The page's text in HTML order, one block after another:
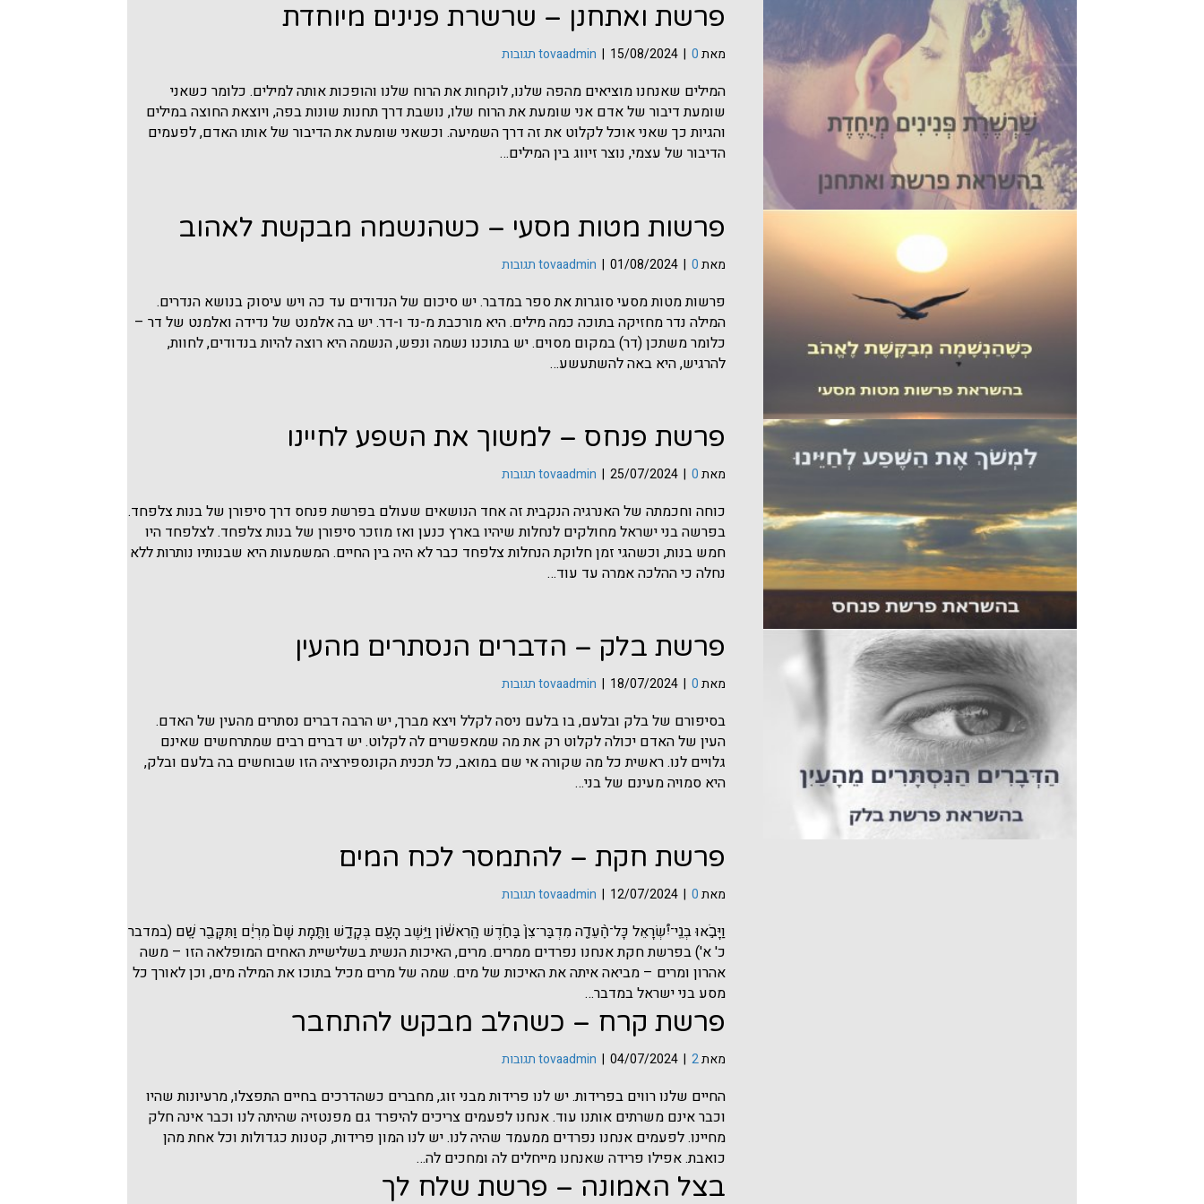
פרשת ואתחנן – שרשרת פנינים מיוחדת
מאת tovaadmin | 15/08/2024 | 0 תגובות
המילים שאנחנו מוציאים מהפה שלנו, לוקחות את הרוח שלנו והופכות אותה למילים. כלומר כשאני
שומעת דיבור של אדם אני שומעת את הרוח שלו, נושבת דרך תחנות שונות בפה, ויוצאת החוצה במילים
והגיות כך שאני אוכל לקלוט את זה דרך השמיעה. וכשאני שומעת את הדיבור של אותו האדם, לפעמים
הדיבור של עצמי, נוצר זיווג בין המילים…
פרשות מטות מסעי – כשהנשמה מבקשת לאהוב
מאת tovaadmin | 01/08/2024 | 0 תגובות
פרשות מטות מסעי סוגרות את ספר במדבר. יש סיכום של הנדודים עד כה ויש עיסוק בנושא הנדרים.
המילה נדר מחזיקה בתוכה כמה מילים. היא מורכבת מ-נד ו-דר. יש בה אלמנט של נדידה ואלמנט של דר –
כלומר משתכן (דר) במקום מסוים. יש בתוכנו נשמה ונפש, הנשמה היא רוצה להיות בנדודים, לחוות,
להרגיש, היא באה להשתעשע…
פרשת פנחס – למשוך את השפע לחיינו
מאת tovaadmin | 25/07/2024 | 0 תגובות
כוחה וחכמתה של האנרגיה הנקבית זה אחד הנושאים שעולם בפרשת פנחס דרך סיפורן של בנות צלפחד.
בפרשה בני ישראל מחולקים לנחלות שיהיו בארץ כנען ואז מוזכר סיפורן של בנות צלפחד. לצלפחד היו
חמש בנות, וכשהגי זמן חלוקת הנחלות צלפחד כבר לא היה בין החיים. המשמעות היא שבנותיו נותרות ללא
נחלה כי ההלכה אמרה עד עוד…
פרשת בלק – הדברים הנסתרים מהעין
מאת tovaadmin | 18/07/2024 | 0 תגובות
בסיפורם של בלק ובלעם, בו בלעם ניסה לקלל ויצא מברך, יש הרבה דברים נסתרים מהעין של האדם.
העין של האדם יכולה לקלוט רק את מה שמאפשרים לה לקלוט. יש דברים רבים שמתרחשים שאינם
גלויים לנו. ראשית כל מה שקורה אי שם במואב, כל תכנית הקונספירציה הזו שבוחשים בה בלעם ובלק,
היא סמויה מעינם של בני…
פרשת חקת – להתמסר לכח המים
מאת tovaadmin | 12/07/2024 | 0 תגובות
וַיָּבֹ֣אוּ בְנֵֽי־יִ֠שְׂרָאֵל כָּל־הָ֨עֵדָ֤ה מִדְבַּר־צִן֙ בַּחֹ֣דֶשׁ הָֽרִאשׁ֔וֹן וַיֵּ֥שֶׁב הָעָ֖ם בְּקָדֵ֑שׁ וַתָּ֤מָת שָׁם֙ מִרְיָ֔ם וַתִּקָּבֵ֖ר שָֽׁם (במדבר
כ' א') בפרשת חקת אנחנו נפרדים ממרים. מרים, האיכות הנשית בשלישיית האחים המופלאה הזו – משה
אהרון ומרים – מביאה איתה את האיכות של מים. שמה של מרים מכיל בתוכו את המילה מים, וכן לאורך כל
מסע בני ישראל במדבר…
פרשת קרח – כשהלב מבקש להתחבר
מאת tovaadmin | 04/07/2024 | 2 תגובות
החיים שלנו רווים בפרידות. יש לנו פרידות מבני זוג, מחברים כשהדרכים בחיים התפצלו, מרעיונות שהיו
וכבר אינם משרתים אותנו עוד. אנחנו לפעמים צריכים להיפרד גם מפנטזיה שהיתה לנו וכבר אינה חלק
מחיינו. לפעמים אנחנו נפרדים ממעמד שהיה לנו. יש לנו המון פרידות, קטנות כגדולות וכל אחת מהן
כואבת. אפילו פרידה שאנחנו מייחלים לה ומחכים לה…
בצל האמונה – פרשת שלח לך